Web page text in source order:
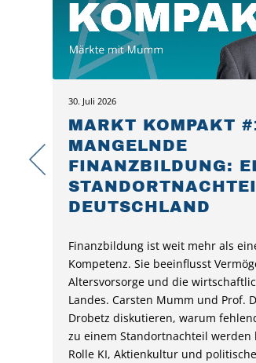
MARKT KOMPAKT
MANGELNDE
FINANZBILDUNG:
DEUTSCHLAND
Finanzbildung ist weit mehr als
Kompetenz. Sie beeinflusst
Altersvorsorge und die
Landes. Carsten Mumm und Prof.
Drobetz diskutieren, warum
zu einem Standortnachteil werden
Rolle KI, Aktienkultur und politische
30. Juli 2026